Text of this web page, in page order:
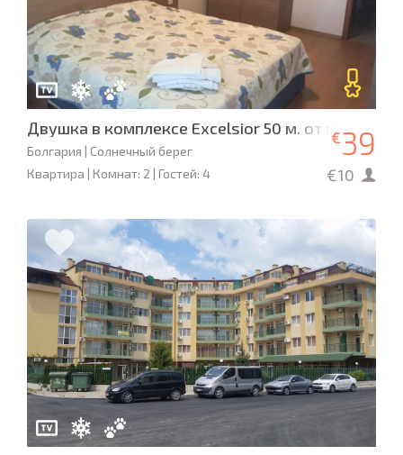
Двушка в комплексе Excelsior 50 м. от пляжа
Болгария | Солнечный берег
Квартира | Комнат: 2 | Гостей: 4
€39
€10